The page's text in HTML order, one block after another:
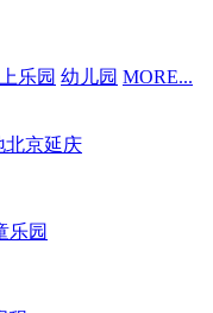
乐园 幼儿园 MORE...
北京延庆
乐园